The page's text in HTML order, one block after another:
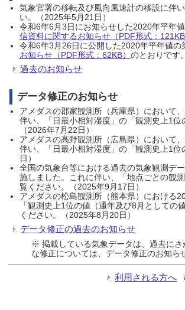
気象官署の移転及び風向風速計の移設に伴
い。（2025年5月21日）
令和6年6月3日にお知らせした2020年平年
信資料に関するお知らせ（PDF形式：121KB
令和6年3月26日に公開した2020年平年値
お知らせ（PDF形式：62KB） のとおりです
過去のお知らせ
データ修正のお知らせ
アメダスの郡家観測所（兵庫県）において
伴い、「日最小相対湿度」の「観測史上1
（2026年7月22日）
アメダスの高野観測所（広島県）において
伴い、「日最小相対湿度」の「観測史上1
日）
全国の気象台等における過去の気象観測デ
施しました。これに伴い、「地点ごとの観
覧ください。（2025年9月17日）
アメダスの松島観測所（熊本県）における
「観測史上1位の値（通年及び8月として
ください。（2025年8月20日）
データ修正の過去のお知らせ
※ 掲載している気象データは、過去に
な修正については、データ修正のお知ら
利用される方へ